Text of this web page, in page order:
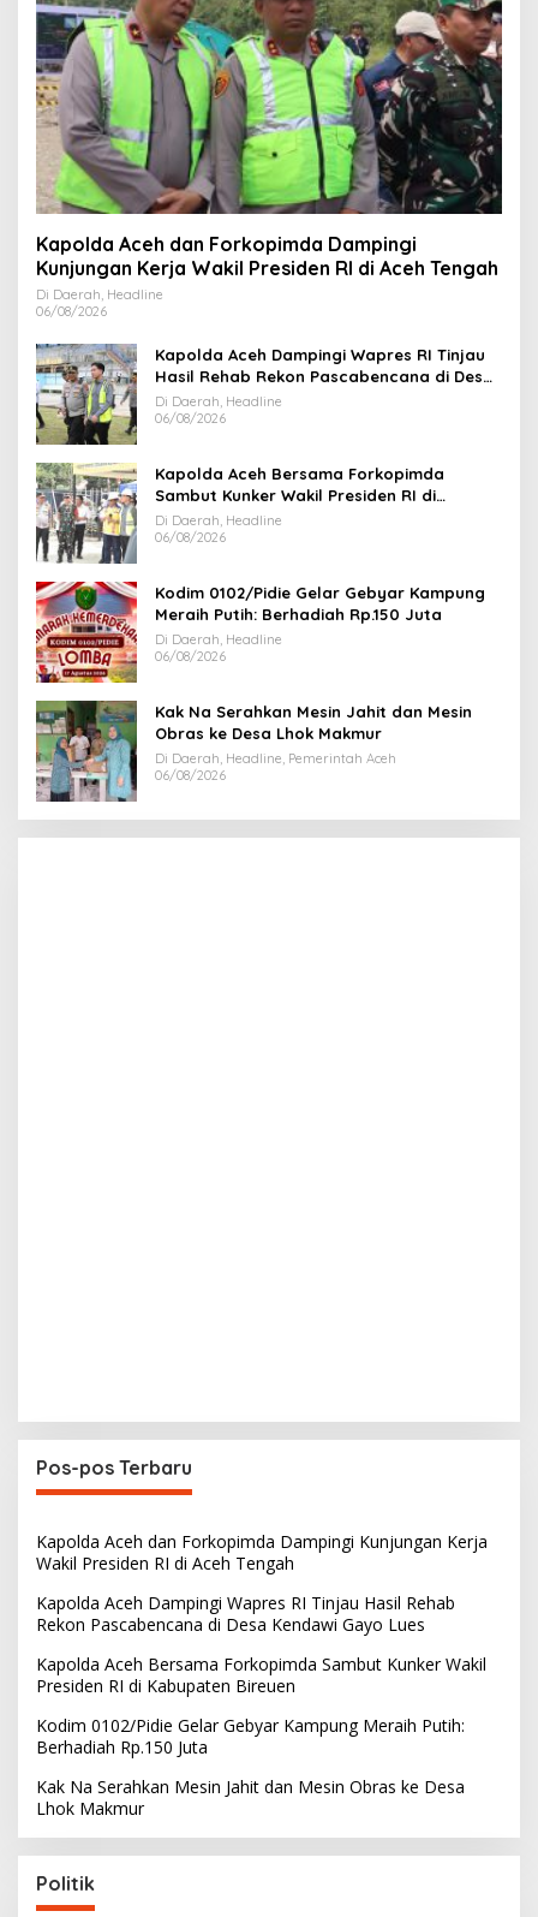
Kapolda Aceh dan Forkopimda Dampingi
Kunjungan Kerja Wakil Presiden RI di Aceh Tengah
Di Daerah, Headline
06/08/2026
Kapolda Aceh Dampingi Wapres RI Tinjau
Hasil Rehab Rekon Pascabencana di Desa
Kendawi Gayo Lues
Di Daerah, Headline
06/08/2026
Kapolda Aceh Bersama Forkopimda
Sambut Kunker Wakil Presiden RI di
Kabupaten Bireuen
Di Daerah, Headline
06/08/2026
Kodim 0102/Pidie Gelar Gebyar Kampung
Meraih Putih: Berhadiah Rp.150 Juta
Di Daerah, Headline
06/08/2026
Kak Na Serahkan Mesin Jahit dan Mesin
Obras ke Desa Lhok Makmur
Di Daerah, Headline, Pemerintah Aceh
06/08/2026
Pos-pos Terbaru
Kapolda Aceh dan Forkopimda Dampingi Kunjungan Kerja
Wakil Presiden RI di Aceh Tengah
Kapolda Aceh Dampingi Wapres RI Tinjau Hasil Rehab
Rekon Pascabencana di Desa Kendawi Gayo Lues
Kapolda Aceh Bersama Forkopimda Sambut Kunker Wakil
Presiden RI di Kabupaten Bireuen
Kodim 0102/Pidie Gelar Gebyar Kampung Meraih Putih:
Berhadiah Rp.150 Juta
Kak Na Serahkan Mesin Jahit dan Mesin Obras ke Desa
Lhok Makmur
Politik